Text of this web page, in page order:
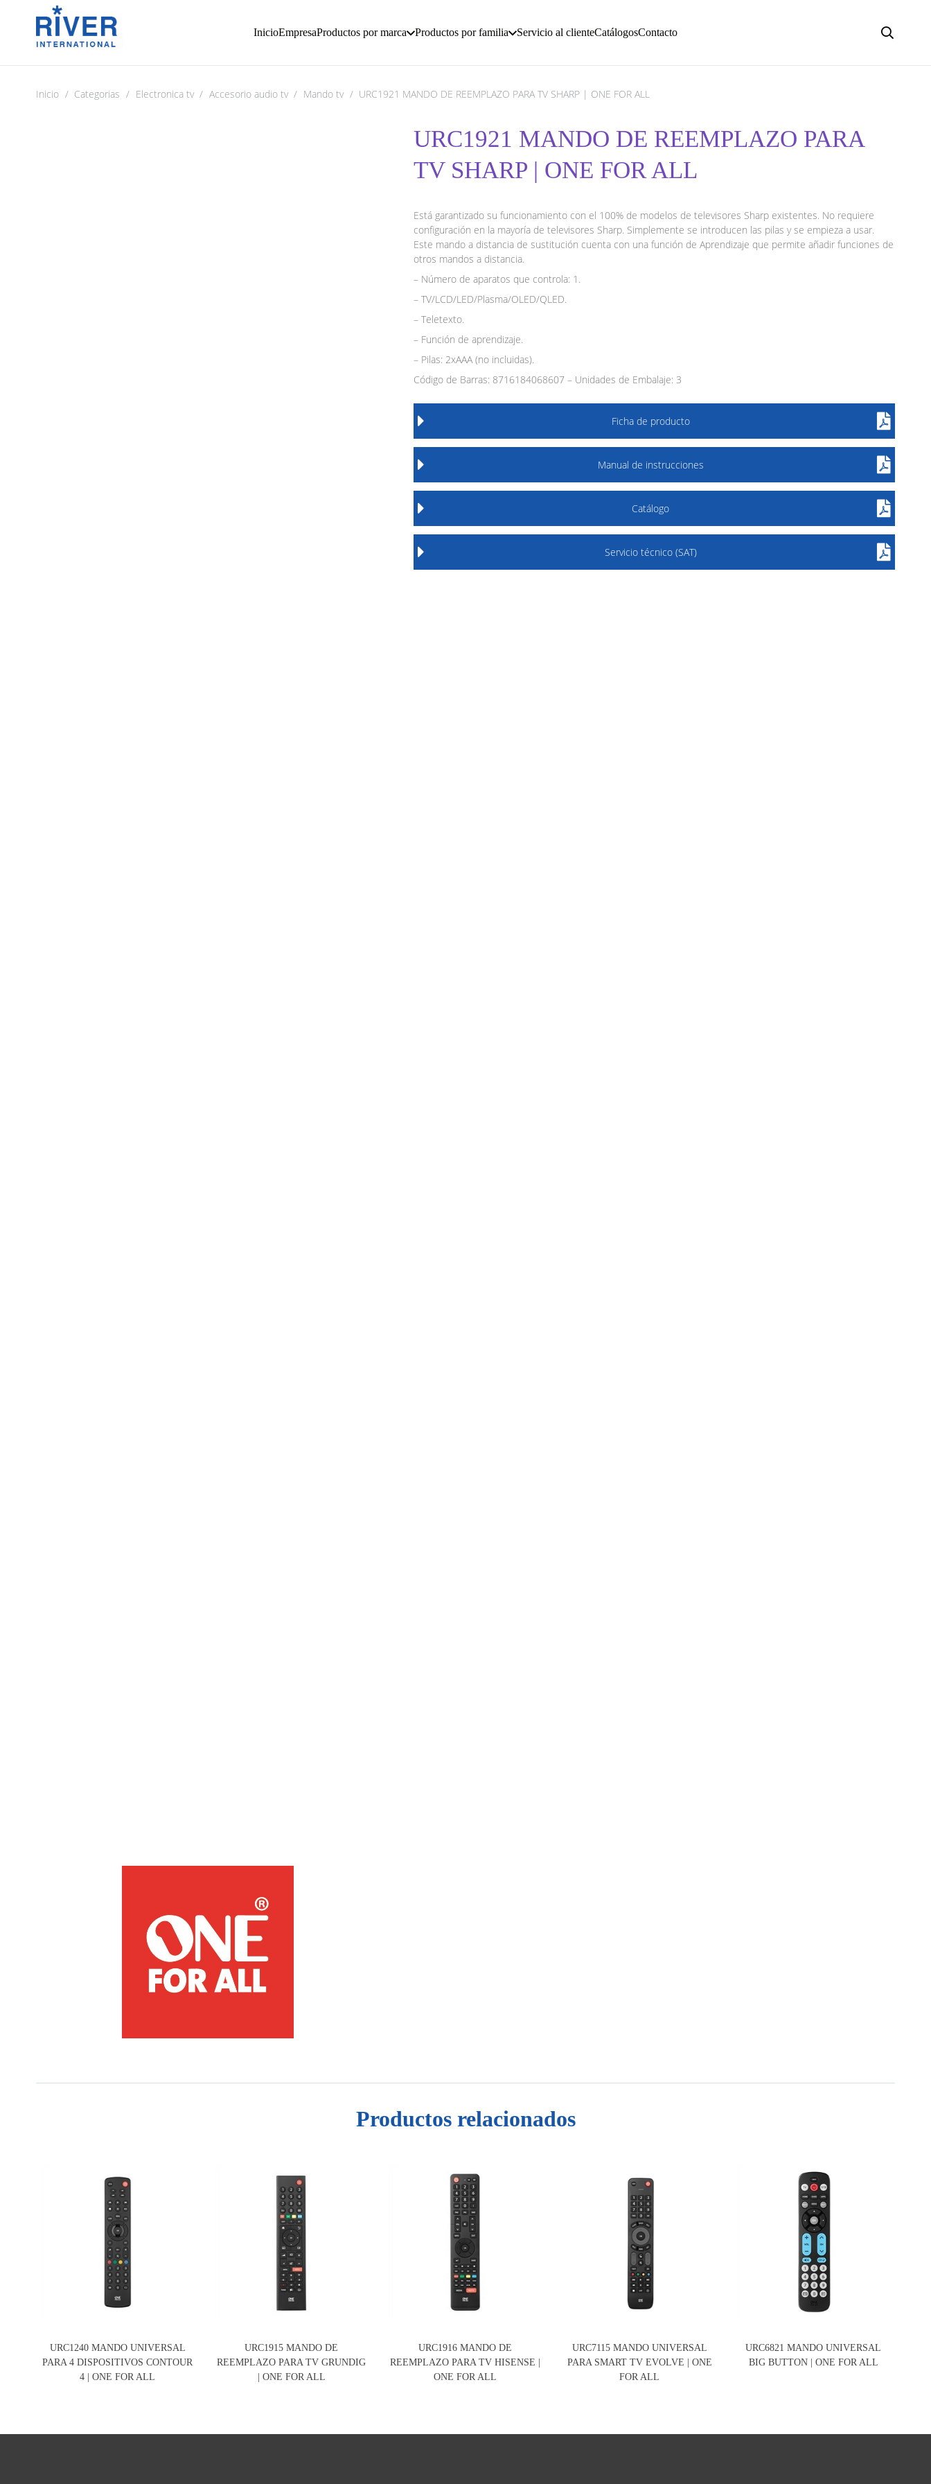
InicioEmpresaProductos por marca Productos por familia Servicio al clienteCatálogosContacto
Inicio / Categorias / Electronica tv / Accesorio audio tv / Mando tv / URC1921 MANDO DE REEMPLAZO PARA TV SHARP | ONE FOR ALL
URC1921 MANDO DE REEMPLAZO PARA
TV SHARP | ONE FOR ALL
Está garantizado su funcionamiento con el 100% de modelos de televisores Sharp existentes. No requiere
configuración en la mayoría de televisores Sharp. Simplemente se introducen las pilas y se empieza a usar.
Este mando a distancia de sustitución cuenta con una función de Aprendizaje que permite añadir funciones de
otros mandos a distancia.
– Número de aparatos que controla: 1.
– TV/LCD/LED/Plasma/OLED/QLED.
– Teletexto.
– Función de aprendizaje.
– Pilas: 2xAAA (no incluidas).
Código de Barras: 8716184068607 – Unidades de Embalaje: 3
Ficha de producto
Manual de instrucciones
Catálogo
Servicio técnico (SAT)
Productos relacionados
URC1240 MANDO UNIVERSAL
PARA 4 DISPOSITIVOS CONTOUR
4 | ONE FOR ALL
URC1915 MANDO DE
REEMPLAZO PARA TV GRUNDIG
| ONE FOR ALL
URC1916 MANDO DE
REEMPLAZO PARA TV HISENSE |
ONE FOR ALL
URC7115 MANDO UNIVERSAL
PARA SMART TV EVOLVE | ONE
FOR ALL
URC6821 MANDO UNIVERSAL
BIG BUTTON | ONE FOR ALL